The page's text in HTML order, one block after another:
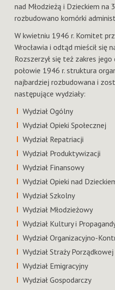
nad Młodzieżą i Dzieckiem na
rozbudowano komórki
W kwietniu 1946 r. Komitet
Wrocławia i odtąd mieścił się
Rozszerzył się też zakres jego
połowie 1946 r. struktura
najbardziej rozbudowana i
następujące wydziały:
Wydział Ogólny
Wydział Opieki Społecznej
Wydział Repatriacji
Wydział Produktywizacji
Wydział Finansowy
Wydział Opieki nad
Wydział Szkolny
Wydział Młodzieżowy
Wydział Kultury i
Wydział Organizacyjno-
Wydział Straży Porządkowej
Wydział Emigracyjny
Wydział Gospodarczy